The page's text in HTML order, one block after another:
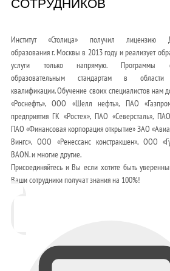
СОТРУДНИКОВ
Институт «Столица» получил лицензию
образования г. Москвы в 2013 году и реализует
услуги только напрямую. Программы
образовательным стандартам в
квалификации. Обучение своих специалистов нам
«Роснефть», ООО «Шелл нефть», ПАО
предприятия ГК «Ростех», ПАО «Северсталь»,
ПАО «Финансовая корпорация открытие» ЗАО
Вингс», ООО «Ренессанс констракшен», ООО
BAON. и многие другие.
Присоединяйтесь и Вы если хотите быть
Ваши сотрудники получат знания на 100%!